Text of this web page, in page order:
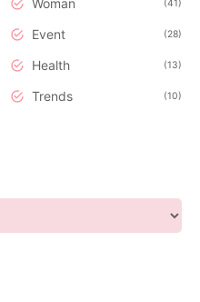
41
Event 28
Health 13
Trends 10